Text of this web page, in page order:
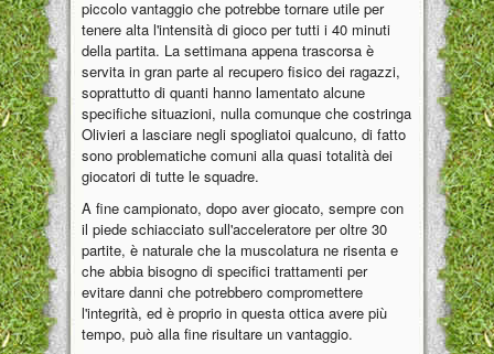
piccolo vantaggio che potrebbe tornare utile per
tenere alta l'intensità di gioco per tutti i 40 minuti
della partita. La settimana appena trascorsa è
servita in gran parte al recupero fisico dei ragazzi,
soprattutto di quanti hanno lamentato alcune
specifiche situazioni, nulla comunque che costringa
Olivieri a lasciare negli spogliatoi qualcuno, di fatto
sono problematiche comuni alla quasi totalità dei
giocatori di tutte le squadre.
A fine campionato, dopo aver giocato, sempre con
il piede schiacciato sull'acceleratore per oltre 30
partite, è naturale che la muscolatura ne risenta e
che abbia bisogno di specifici trattamenti per
evitare danni che potrebbero compromettere
l'integrità, ed è proprio in questa ottica avere più
tempo, può alla fine risultare un vantaggio.